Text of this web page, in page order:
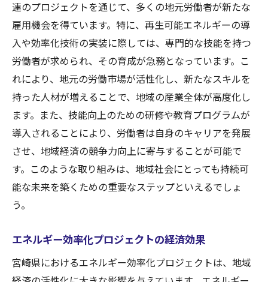
連のプロジェクトを通じて、多くの地元労働者が新たな
雇用機会を得ています。特に、再生可能エネルギーの導
入や効率化技術の実装に際しては、専門的な技能を持つ
労働者が求められ、その育成が急務となっています。こ
れにより、地元の労働市場が活性化し、新たなスキルを
持った人材が増えることで、地域の産業全体が高度化し
ます。また、技能向上のための研修や教育プログラムが
導入されることにより、労働者は自身のキャリアを発展
させ、地域経済の競争力向上に寄与することが可能で
す。このような取り組みは、地域社会にとっても持続可
能な未来を築くための重要なステップといえるでしょ
う。
エネルギー効率化プロジェクトの経済効果
宮崎県におけるエネルギー効率化プロジェクトは、地域